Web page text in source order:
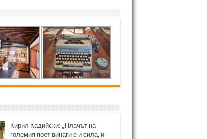
Кирил Кадийски: „Плачът на
големия поет винаги е и сила, и